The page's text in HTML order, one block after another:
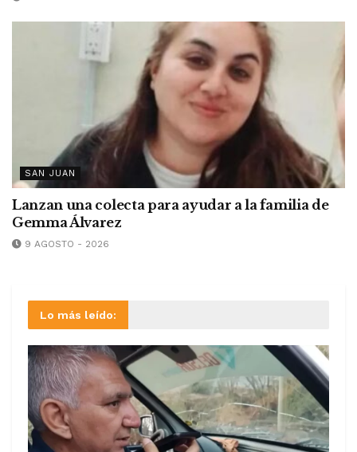
SAN JUAN
Lanzan una colecta para ayudar a la familia de
Gemma Álvarez
9 AGOSTO - 2026
Lo más leído: